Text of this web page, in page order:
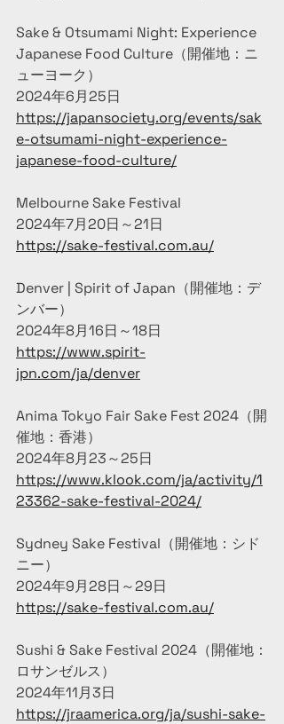
Sake & Otsumami Night: Experience
Japanese Food Culture（開催地：ニ
ューヨーク）
2024年6月25日
https://japansociety.org/events/sak
e-otsumami-night-experience-
japanese-food-culture/
Melbourne Sake Festival
2024年7月20日～21日
https://sake-festival.com.au/
Denver | Spirit of Japan（開催地：デ
ンバー）
2024年8月16日～18日
https://www.spirit-
jpn.com/ja/denver
Anima Tokyo Fair Sake Fest 2024（開
催地：香港）
2024年8月23～25日
https://www.klook.com/ja/activity/1
23362-sake-festival-2024/
Sydney Sake Festival（開催地：シド
ニー）
2024年9月28日～29日
https://sake-festival.com.au/
Sushi & Sake Festival 2024（開催地：
ロサンゼルス）
2024年11月3日
https://jraamerica.org/ja/sushi-sake-